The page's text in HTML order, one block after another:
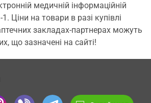
медичній інформаційній
Ціни на товари в разі купівлі
закладах-партнерах можуть
що зазначені на сайті!